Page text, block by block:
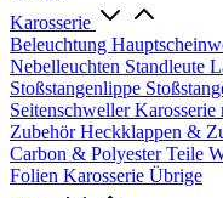
Karosserie
Beleuchtung
Nebelleuchten Standleute
Stoßstangenlippe
SeitenschwellerKarosserie
ZubehörHeckklappen &
Carbon & Polyester Teile
Folien Karosserie Übrige